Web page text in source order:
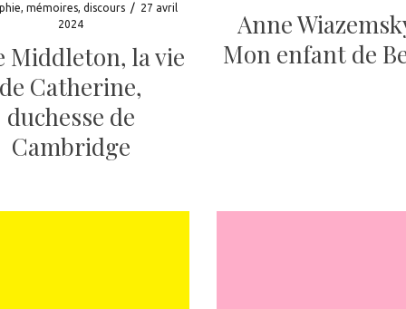
mémoires, discours / 27 avril
2024
Middleton, la vie
de Catherine,
duchesse de
Cambridge
Anne
Mon enfant de